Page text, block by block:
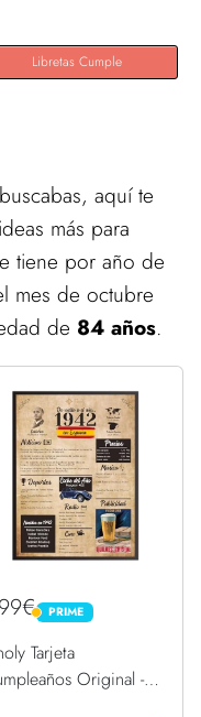
Libretas Cumple
aquí te
más para
tiene por año de
mes de octubre
de 84 años.
PRIME
PRIME
Tarjeta
Original -